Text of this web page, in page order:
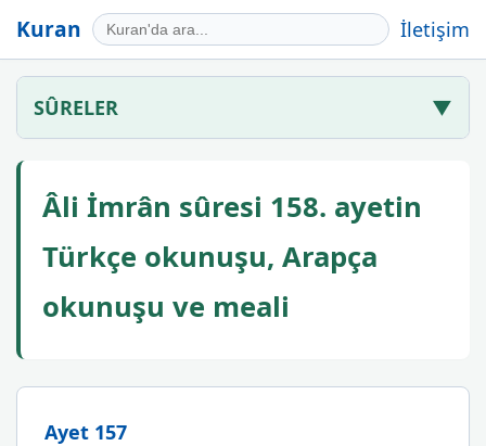
Kuran İletişim
SÛRELER ▼
Âli İmrân sûresi 158. ayetin
Türkçe okunuşu, Arapça
okunuşu ve meali
Ayet 157